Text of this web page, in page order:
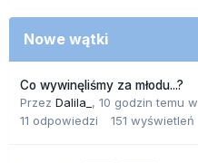
Nowe wątki
Co wywinęliśmy za młodu...?
Przez Dalila_ , 10 godzin temu w
11 odpowiedzi 151 wyświetleń